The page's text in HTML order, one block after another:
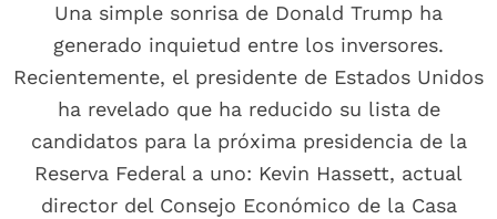
Una simple sonrisa de Donald Trump ha
generado inquietud entre los inversores.
Recientemente, el presidente de Estados Unidos
ha revelado que ha reducido su lista de
candidatos para la próxima presidencia de la
Reserva Federal a uno: Kevin Hassett, actual
director del Consejo Económico de la Casa